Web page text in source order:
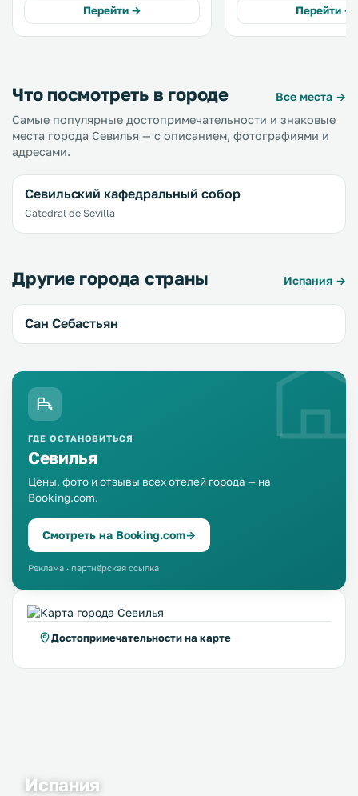
разместился на очаровательной
маленькой площади с
апельсиновыми деревьями. .
Перейти →
и гидромассажем, а
бесплатный Wi-Fi на
территории. .
Перейти →
Что посмотреть в городе
Все места →
Самые популярные достопримечательности и знаковые
места города Севилья — с описанием, фотографиями и
адресами.
Севильский кафедральный собор
Catedral de Sevilla
Другие города страны Испания →
Сан Себастьян
ГДЕ ОСТАНОВИТЬСЯ
Севилья
Цены, фото и отзывы всех отелей города — на
Booking.com.
Смотреть на Booking.com→
Реклама · партнёрская ссылка
Достопримечательности на карте
Испания